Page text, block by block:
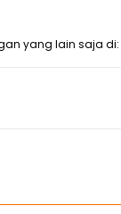
yang lain saja di: